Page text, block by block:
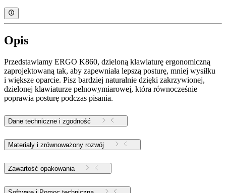
Opis
Przedstawiamy ERGO K860, dzieloną klawiaturę ergonomiczną
zaprojektowaną tak, aby zapewniała lepszą posturę, mniej wysiłku
i większe oparcie. Pisz bardziej naturalnie dzięki zakrzywionej,
dzielonej klawiaturze pełnowymiarowej, która równocześnie
poprawia posturę podczas pisania.
Dane techniczne i zgodność
Materiały i zrównoważony rozwój
Zawartość opakowania